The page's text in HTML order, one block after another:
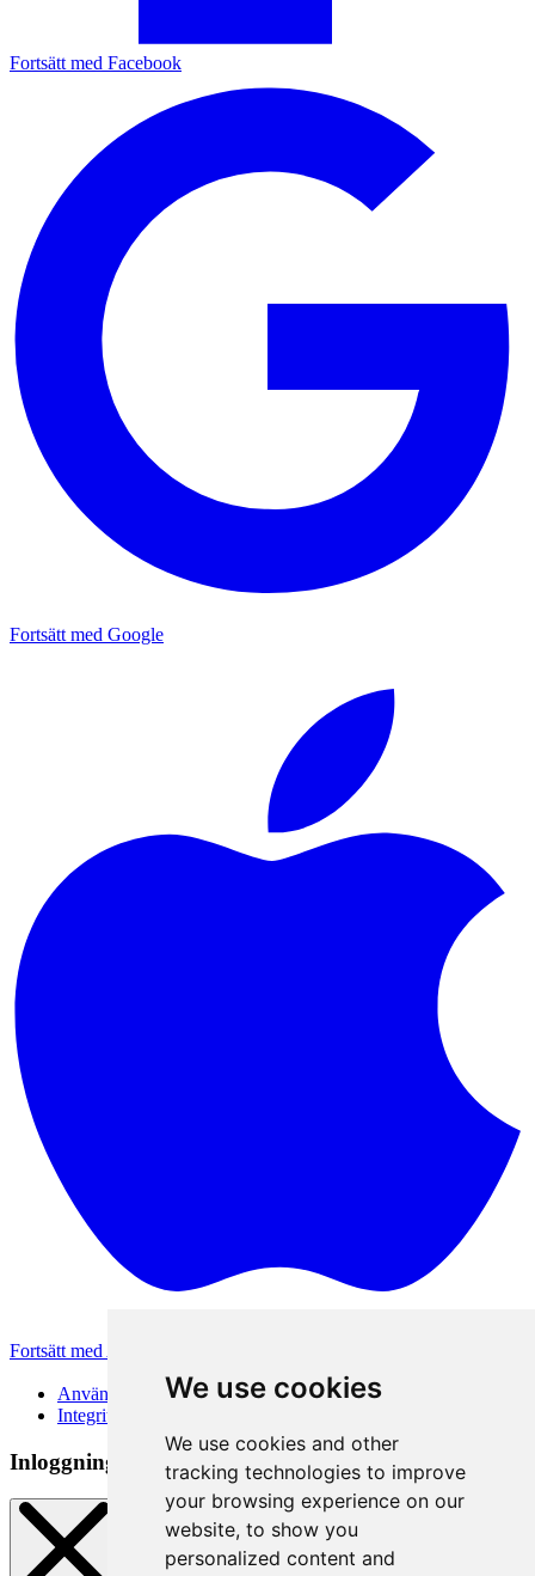
We use cookies
We use cookies and other
tracking technologies to improve
your browsing experience on our
website, to show you
personalized content and
Fortsätt med Facebook
Fortsätt med Google
Fortsätt med Apple
Användarvillkor
Integritetspolicy
Inloggningsmetod